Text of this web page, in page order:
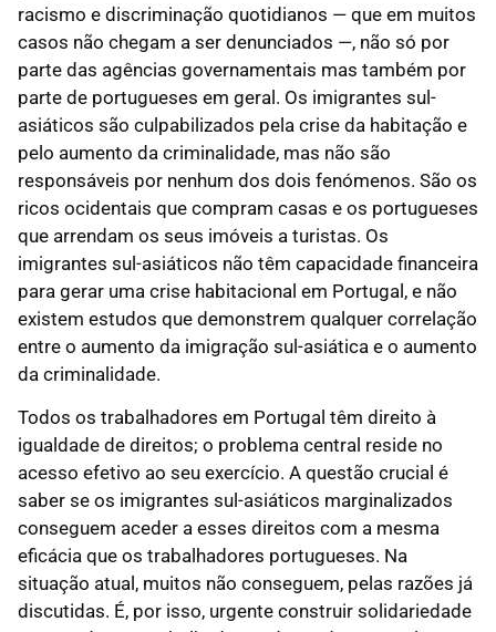
racismo e discriminação quotidianos — que em muitos
casos não chegam a ser denunciados —, não só por
parte das agências governamentais mas também por
parte de portugueses em geral. Os imigrantes sul-
asiáticos são culpabilizados pela crise da habitação e
pelo aumento da criminalidade, mas não são
responsáveis por nenhum dos dois fenómenos. São os
ricos ocidentais que compram casas e os portugueses
que arrendam os seus imóveis a turistas. Os
imigrantes sul-asiáticos não têm capacidade financeira
para gerar uma crise habitacional em Portugal, e não
existem estudos que demonstrem qualquer correlação
entre o aumento da imigração sul-asiática e o aumento
da criminalidade.
Todos os trabalhadores em Portugal têm direito à
igualdade de direitos; o problema central reside no
acesso efetivo ao seu exercício. A questão crucial é
saber se os imigrantes sul-asiáticos marginalizados
conseguem aceder a esses direitos com a mesma
eficácia que os trabalhadores portugueses. Na
situação atual, muitos não conseguem, pelas razões já
discutidas. É, por isso, urgente construir solidariedade